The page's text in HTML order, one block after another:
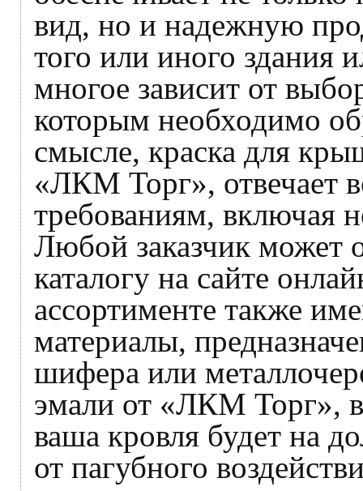
вид, но и надежную
того или иного здания
многое зависит от
которым необходимо
смысле, краска для
«ЛКМ Торг», отвечает
требованиям,
Любой заказчик может
каталогу на сайте
ассортименте также
материалы,
шифера или
эмали от «ЛКМ Торг»,
ваша кровля будет на
от пагубного